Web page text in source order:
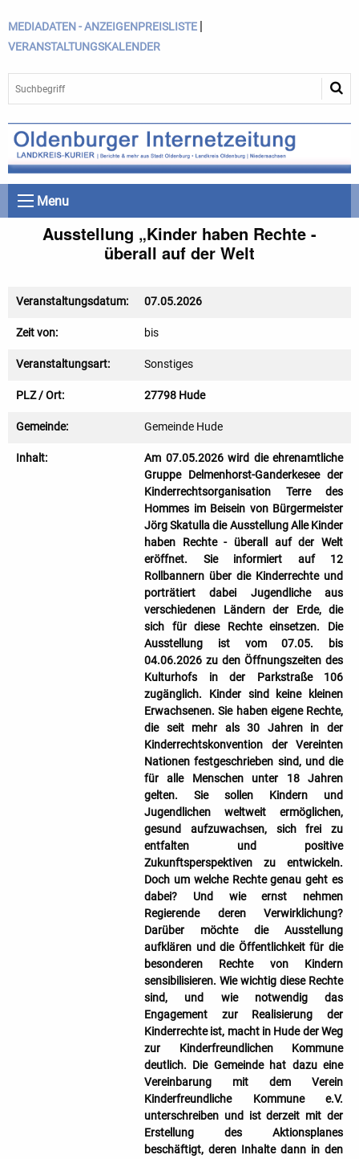
MEDIADATEN - ANZEIGENPREISLISTE |
VERANSTALTUNGSKALENDER
Menu
Ausstellung „Kinder haben Rechte -
überall auf der Welt
Veranstaltungsdatum: 07.05.2026
Zeit von: bis
Veranstaltungsart: Sonstiges
PLZ / Ort: 27798 Hude
Gemeinde: Gemeinde Hude
Inhalt:
Am 07.05.2026 wird die ehrenamtliche
Gruppe Delmenhorst-Ganderkesee der
Kinderrechtsorganisation Terre des
Hommes im Beisein von Bürgermeister
Jörg Skatulla die Ausstellung Alle Kinder
haben Rechte - überall auf der Welt
eröffnet. Sie informiert auf 12
Rollbannern über die Kinderrechte und
porträtiert dabei Jugendliche aus
verschiedenen Ländern der Erde, die
sich für diese Rechte einsetzen. Die
Ausstellung ist vom 07.05. bis
04.06.2026 zu den Öffnungszeiten des
Kulturhofs in der Parkstraße 106
zugänglich. Kinder sind keine kleinen
Erwachsenen. Sie haben eigene Rechte,
die seit mehr als 30 Jahren in der
Kinderrechtskonvention der Vereinten
Nationen festgeschrieben sind, und die
für alle Menschen unter 18 Jahren
gelten. Sie sollen Kindern und
Jugendlichen weltweit ermöglichen,
gesund aufzuwachsen, sich frei zu
entfalten und positive
Zukunftsperspektiven zu entwickeln.
Doch um welche Rechte genau geht es
dabei? Und wie ernst nehmen
Regierende deren Verwirklichung?
Darüber möchte die Ausstellung
aufklären und die Öffentlichkeit für die
besonderen Rechte von Kindern
sensibilisieren. Wie wichtig diese Rechte
sind, und wie notwendig das
Engagement zur Realisierung der
Kinderrechte ist, macht in Hude der Weg
zur Kinderfreundlichen Kommune
deutlich. Die Gemeinde hat dazu eine
Vereinbarung mit dem Verein
Kinderfreundliche Kommune e.V.
unterschreiben und ist derzeit mit der
Erstellung des Aktionsplanes
beschäftigt, deren Inhalte dann in den